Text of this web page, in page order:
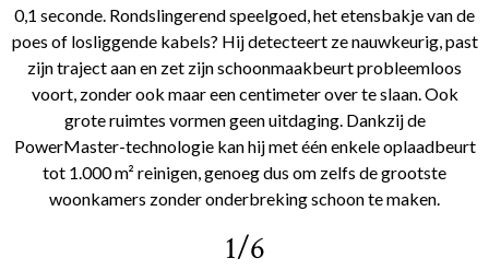
0,1 seconde. Rondslingerend speelgoed, het etensbakje van de
poes of losliggende kabels? Hij detecteert ze nauwkeurig, past
zijn traject aan en zet zijn schoonmaakbeurt probleemloos
voort, zonder ook maar een centimeter over te slaan. Ook
grote ruimtes vormen geen uitdaging. Dankzij de
PowerMaster-technologie kan hij met één enkele oplaadbeurt
tot 1.000 m² reinigen, genoeg dus om zelfs de grootste
woonkamers zonder onderbreking schoon te maken.
1/6